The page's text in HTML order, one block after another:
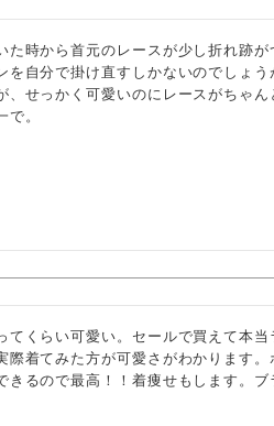
た時から首元のレースが少し折れ跡
を自分で掛け直すしかないのでしょ
、せっかく可愛いのにレースがちゃ
。
てくらい可愛い。セールで買えて本
際着てみた方が可愛さがわかります
きるので最高！！着痩せもします。